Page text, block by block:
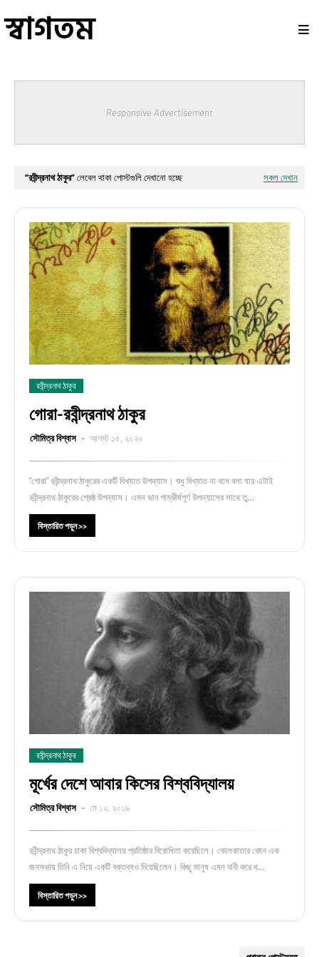
Responsive Advertisement
রবীন্দ্রনাথ ঠাকুর লেবেল থাকা পোস্টগুলি দেখানো হচ্ছে সকল দেখান
রবীন্দ্রনাথ ঠাকুর
গোরা-রবীন্দ্রনাথ ঠাকুর
সৌমিত্র বিশ্বাস আগস্ট ১৫, ২০২০
“গোরা” রবীন্দ্রনাথ ঠাকুরের একটি বিখ্যাত উপন্যাস। শুধু বিখ্যাত না বলে বলা যায় এটাই
রবীন্দ্রনাথ ঠাকুরের শ্রেষ্ঠ উপন্যাস। এমন ভাব গাম্ভীর্যপূর্ণ উপন্যাসের সাথে তু…
বিস্তারিত পড়ুন >>
রবীন্দ্রনাথ ঠাকুর
মূর্খের দেশে আবার কিসের বিশ্ববিদ্যালয়
সৌমিত্র বিশ্বাস মে ১২, ২০১৯
রবীন্দ্রনাথ ঠাকুর ঢাকা বিশ্ববিদ্যালয় প্রতিষ্ঠার বিরোধিতা করেছিলে। কোলকাতার কোন এক
জনসভায় তিনি এ নিয়ে একটি বক্তব্যও দিয়েছিলেন। কিছু মানুষ এমন দাবী করে থ…
বিস্তারিত পড়ুন >>